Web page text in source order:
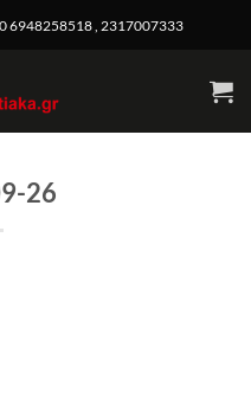
6948258518 , 2317007333
26